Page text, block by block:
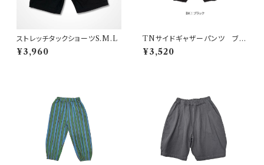
ストレッチタックショーツS.M.L
¥3,960
TNサイドギャザーパンツ ブラ
ック 150-160
¥3,520